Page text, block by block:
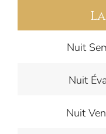
Nuit
Nuit
Nuit